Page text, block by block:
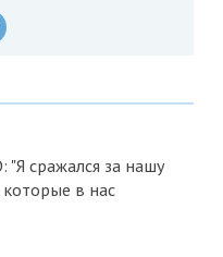
сражался за нашу
которые в нас